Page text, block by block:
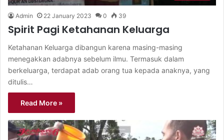
Admin 22 January 2023 0 39
Spirit Pagi Ketahanan Keluarga
Ketahanan Keluarga dibangun karena masing-masing
menegakkan adabnya sebelum ilmu. Termasuk dalam
berkeluarga, terdapat adab orang tua kepada anaknya, yang
ditulis…
Read More »